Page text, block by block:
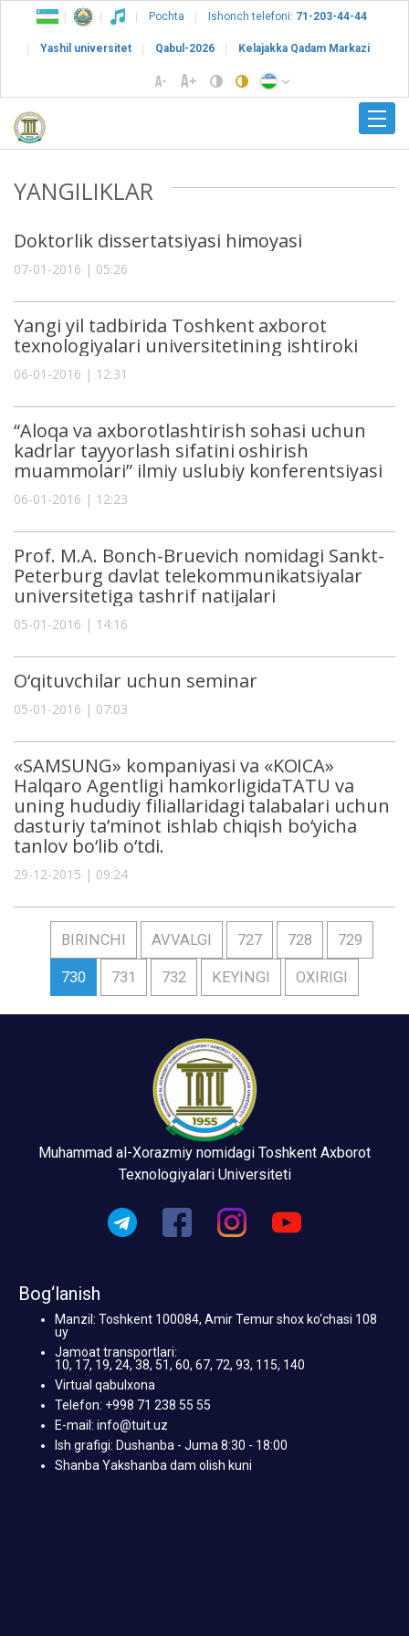
Pochta Ishonch telefoni: 71-203-44-44
Yashil universitet Qabul-2026 Kelajakka Qadam Markazi
YANGILIKLAR
Doktorlik dissertatsiyasi himoyasi
07-01-2016 | 05:26
Yangi yil tadbirida Toshkent axborot
texnologiyalari universitetining ishtiroki
06-01-2016 | 12:31
“Aloqa va axborotlashtirish sohasi uchun
kadrlar tayyorlash sifatini oshirish
muammolari” ilmiy uslubiy konferentsiyasi
06-01-2016 | 12:23
Prof. M.A. Bonch-Bruevich nomidagi Sankt-
Peterburg davlat telekommunikatsiyalar
universitetiga tashrif natijalari
05-01-2016 | 14:16
O‘qituvchilar uchun seminar
05-01-2016 | 07:03
«SAMSUNG» kompaniyasi va «KOICA»
Halqaro Agentligi hamkorligidaTATU va
uning hududiy filiallaridagi talabalari uchun
dasturiy ta’minot ishlab chiqish bo‘yicha
tanlov bo‘lib o‘tdi.
29-12-2015 | 09:24
BIRINCHI AVVALGI 727 728 729
730 731 732 KEYINGI OXIRIGI
Muhammad al-Xorazmiy nomidagi Toshkent Axborot
Texnologiyalari Universiteti
Bog‘lanish
Manzil: Toshkent 100084, Amir Temur shox ko‘chasi 108
uy
Jamoat transportlari:
10, 17, 19, 24, 38, 51, 60, 67, 72, 93, 115, 140
Virtual qabulxona
Telefon: +998 71 238 55 55
E-mail: info@tuit.uz
Ish grafigi: Dushanba - Juma 8:30 - 18:00
Shanba Yakshanba dam olish kuni